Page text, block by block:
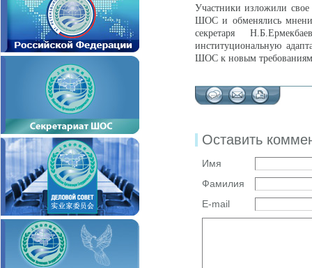
Участники изложили свое
ШОС и обменялись
секретаря
институциональную
ШОС к новым
Оставить
Имя
Фамилия
E-mail